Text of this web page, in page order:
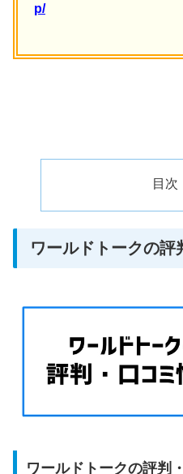
p/
目次
ワールドトークの評
ワールドトークの評判